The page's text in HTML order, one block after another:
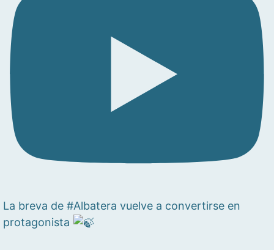
La breva de #Albatera vuelve a convertirse en
protagonista